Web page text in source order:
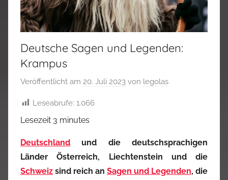
Deutsche Sagen und Legenden:
Krampus
Veröffentlicht am 20. Juli 2023 von legolas
Leseabrufe: 1.066
Lesezeit 3 minutes
Deutschland und die deutschsprachigen
Länder Österreich, Liechtenstein und die
Schweiz sind reich an Sagen und Legenden, die